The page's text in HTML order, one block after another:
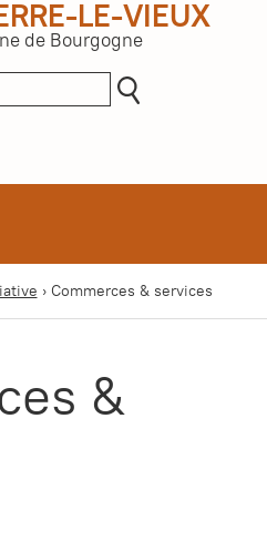
LE-VIEUX
de Bourgogne
› Commerces & services
&